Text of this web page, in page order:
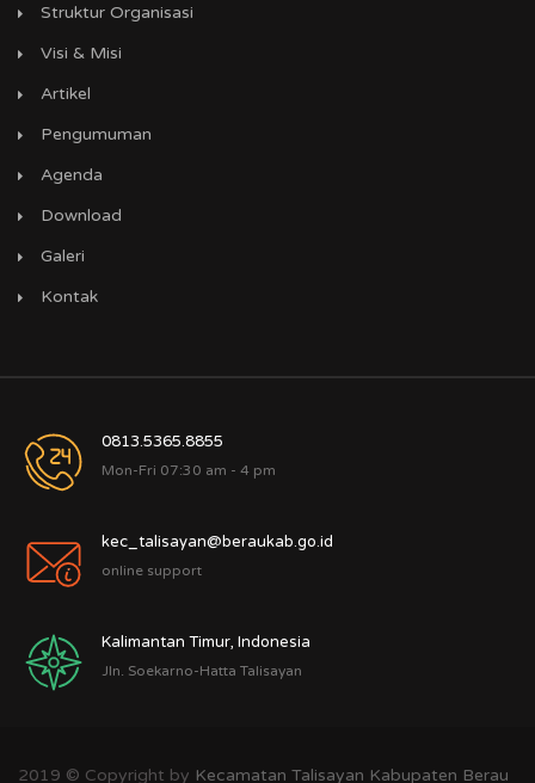
Struktur Organisasi
Visi & Misi
Artikel
Pengumuman
Agenda
Download
Galeri
Kontak
0813.5365.8855
Mon-Fri 07:30 am - 4 pm
kec_talisayan@beraukab.go.id
online support
Kalimantan Timur, Indonesia
Jln. Soekarno-Hatta Talisayan
2019 © Copyright by Kecamatan Talisayan Kabupaten Berau